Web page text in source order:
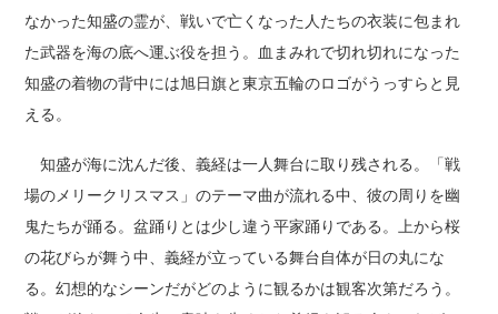
なかった知盛の霊が、戦いで亡くなった人たちの衣装に包まれ
た武器を海の底へ運ぶ役を担う。血まみれで切れ切れになった
知盛の着物の背中には旭日旗と東京五輪のロゴがうっすらと見
える。
知盛が海に沈んだ後、義経は一人舞台に取り残される。「戦
場のメリークリスマス」のテーマ曲が流れる中、彼の周りを幽
鬼たちが踊る。盆踊りとは少し違う平家踊りである。上から桜
の花びらが舞う中、義経が立っている舞台自体が日の丸にな
る。幻想的なシーンだがどのように観るかは観客次第だろう。